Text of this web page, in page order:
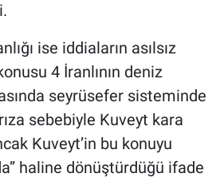
ise iddiaların asılsız
4 İranlının deniz
seyrüsefer sisteminde
sebebiyle Kuveyt kara
Kuveyt’in bu konuyu
haline dönüştürdüğü ifade